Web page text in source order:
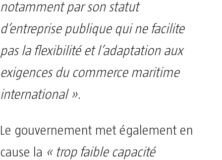
notamment par son statut
d’entreprise publique qui ne facilite
pas la flexibilité et l’adaptation aux
exigences du commerce maritime
international ».
Le gouvernement met également en
cause la « trop faible capacité